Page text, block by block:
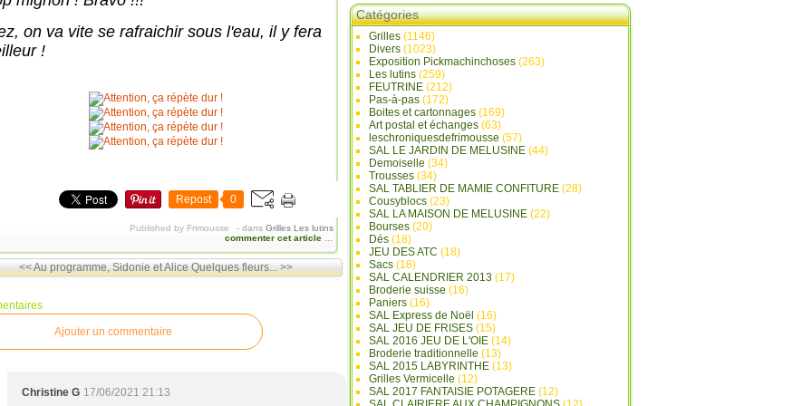
on va vite se rafraichir sous l'eau, il y fera
!
Repost 0
Published by Frimousse - dans Grilles Les lutins
commenter cet article
<< Au programme, Sidonie et Alice Quelques fleurs... >>
Ajouter un commentaire
Christine G 17/06/2021 21:13
Catégories
Grilles (1146)
Divers (1023)
Exposition Pickmachinchoses (263)
Les lutins (259)
FEUTRINE (212)
Pas-à-pas (172)
Boites et cartonnages (169)
Art postal et échanges (63)
leschroniquesdefrimousse (57)
SAL LE JARDIN DE MELUSINE (44)
Demoiselle (34)
Trousses (34)
SAL TABLIER DE MAMIE CONFITURE (28)
Cousyblocs (23)
SAL LA MAISON DE MELUSINE (22)
Bourses (20)
Dés (18)
JEU DES ATC (18)
Sacs (18)
SAL CALENDRIER 2013 (17)
Broderie suisse (16)
Paniers (16)
SAL Express de Noël (16)
SAL JEU DE FRISES (15)
SAL 2016 JEU DE L'OIE (14)
Broderie traditionnelle (13)
SAL 2015 LABYRINTHE (13)
Grilles Vermicelle (12)
SAL 2017 FANTAISIE POTAGERE (12)